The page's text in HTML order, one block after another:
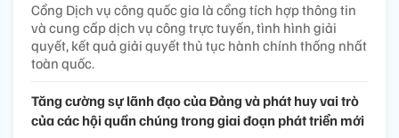
Cổng Dịch vụ công quốc gia là cổng tích hợp thông tin
và cung cấp dịch vụ công trực tuyến, tình hình giải
quyết, kết quả giải quyết thủ tục hành chính thống nhất
toàn quốc.
Tăng cường sự lãnh đạo của Đảng và phát huy vai trò
của các hội quần chúng trong giai đoạn phát triển mới